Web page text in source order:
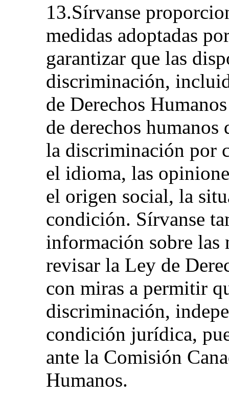
13.Sírvanse
medidas adoptadas
garantizar que las
discriminación,
de Derechos
de derechos
la discriminación por
el idioma, las
el origen social, la
condición. Sírvanse
información sobre las
revisar la Ley de
con miras a permitir
discriminación,
condición jurídica,
ante la Comisión
Humanos.